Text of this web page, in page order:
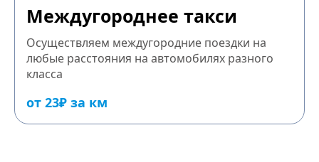
Междугороднее такси
Осуществляем междугородние поездки на
любые расстояния на автомобилях разного
класса
от 23₽ за км